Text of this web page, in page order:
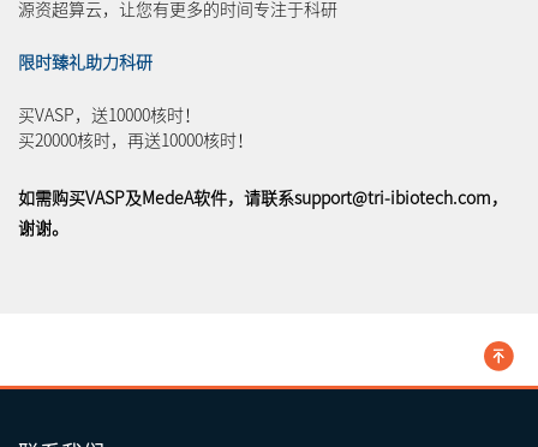
源资超算云，让您有更多的时间专注于科研
限时臻礼助力科研
买VASP，送10000核时！
买20000核时，再送10000核时！
如需购买VASP及MedeA软件，请联系support@tri-ibiotech.com，
谢谢。